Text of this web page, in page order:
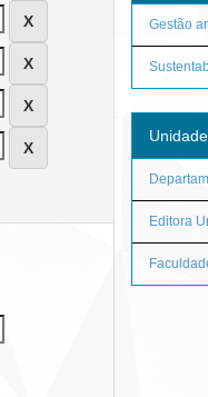
Gestão
Editora